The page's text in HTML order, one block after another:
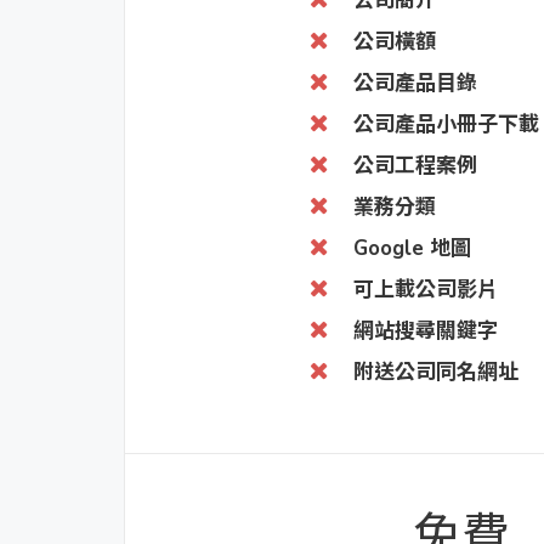
公司橫額
公司產品目錄
公司產品小冊子下載
公司工程案例
業務分類
Google 地圖
可上載公司影片
網站搜尋關鍵字
附送公司同名網址